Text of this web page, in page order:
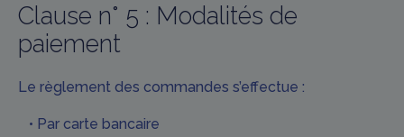
Clause n° 5 : Modalités de
paiement
Le règlement des commandes s’effectue :
• Par carte bancaire